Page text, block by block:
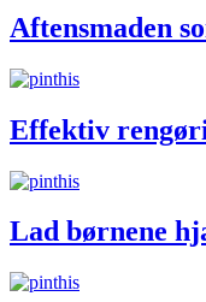
Aftensmaden
Effektiv
Lad børnene